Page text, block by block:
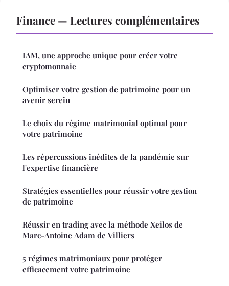
Finance — Lectures complémentaires
IAM, une approche unique pour créer votre
cryptomonnaie
Optimiser votre gestion de patrimoine pour un
avenir serein
Le choix du régime matrimonial optimal pour
votre patrimoine
Les répercussions inédites de la pandémie sur
l'expertise financière
Stratégies essentielles pour réussir votre gestion
de patrimoine
Réussir en trading avec la méthode Xeilos de
Marc-Antoine Adam de Villiers
5 régimes matrimoniaux pour protéger
efficacement votre patrimoine